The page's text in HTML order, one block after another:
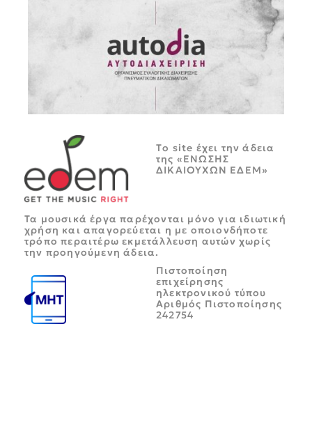
Tο site έχει την άδεια
της «ΕΝΩΣΗΣ
ΔΙΚΑΙΟΥΧΩΝ ΕΔΕΜ»
Τα μουσικά έργα παρέχονται μόνο για ιδιωτική
χρήση και απαγορεύεται η με οποιονδήποτε
τρόπο περαιτέρω εκμετάλλευση αυτών χωρίς
την προηγούμενη άδεια.
Πιστοποίηση
επιχείρησης
ηλεκτρονικού τύπου
Αριθμός Πιστοποίησης
242754